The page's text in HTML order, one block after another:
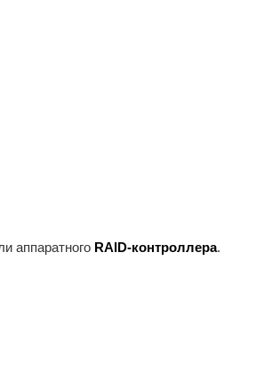
аппаратного RAID-контроллера.